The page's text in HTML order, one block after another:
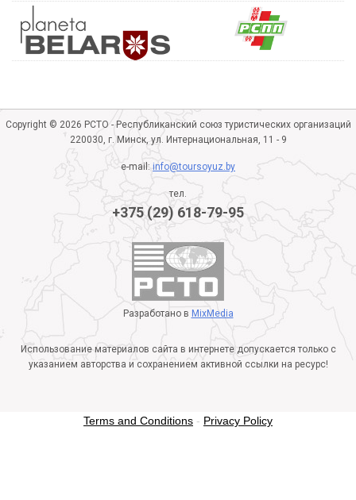
Copyright © 2026 РСТО - Республиканский союз туристических организаций
220030, г. Минск, ул. Интернациональная, 11 - 9
e-mail:info@toursoyuz.by
тел.
+375 (29) 618-79-95
Разработано в MixMedia
Использование материалов сайта в интернете допускается только с
указанием авторства и сохранением активной ссылки на ресурс!
Terms and Conditions - Privacy Policy